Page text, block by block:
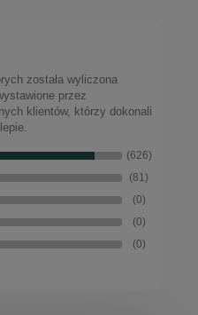
została wyliczona
przez
klientów, którzy dokonali
(626)
(81)
(0)
(0)
(0)